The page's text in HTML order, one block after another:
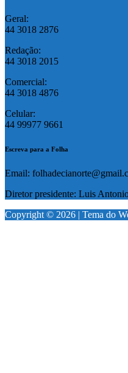
Geral:
44 3018 2876
Redação:
44 3018 2015
Comercial:
44 3018 4876
Celular:
44 99977 9661
Escreva para a Folha
Email:
Diretor presidente: Luis
Copyright © 2026 | Tema do